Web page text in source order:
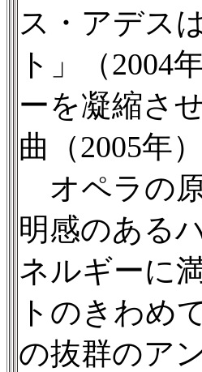
ス・アデス
ト」（2004
ーを凝縮さ
曲（2005年
オペラの
明感のある
ネルギーに
トのきわめ
の抜群のア